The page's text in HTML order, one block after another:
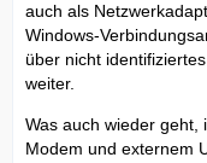
auch als
Windows-
über nicht
weiter.
Was auch wieder geht,
Modem und externem